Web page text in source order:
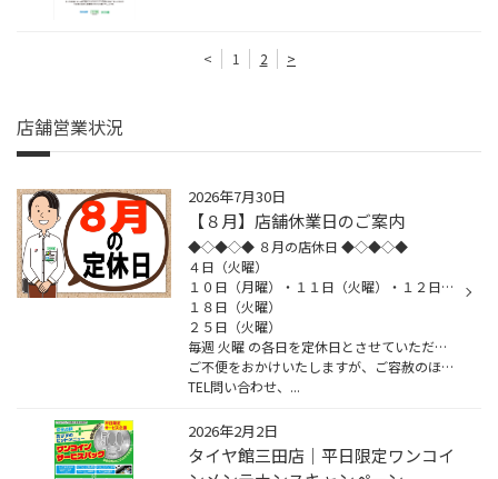
< 1 2 >
店舗営業状況
2026年7月30日
【８月】店舗休業日のご案内
◆◇◆◇◆ ８月の店休日 ◆◇◆◇◆
４日（火曜）
１０日（月曜）・１１日（火曜）・１２日（水曜）・１３日（木曜）・１４日（金曜）
１８日（火曜）
２５日（火曜）
毎週 火曜 の各日を定休日とさせていただきます。
ご不便をおかけいたしますが、ご容赦のほどよろしくお願いいたします。
TEL問い合わせ、...
2026年2月2日
タイヤ館三田店｜平日限定ワンコイ